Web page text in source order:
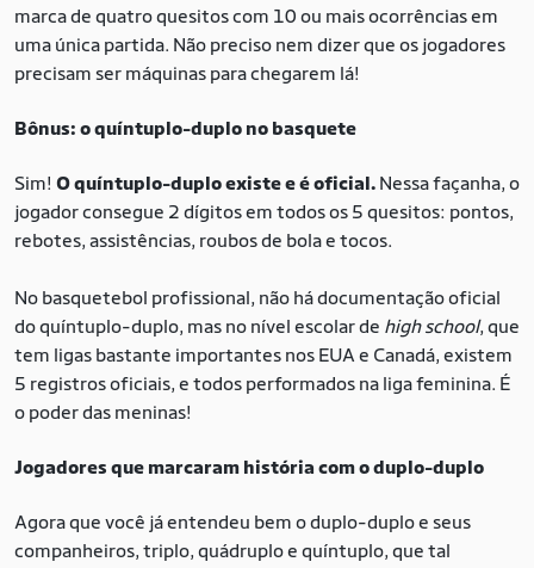
marca de quatro quesitos com 10 ou mais ocorrências em
uma única partida. Não preciso nem dizer que os jogadores
precisam ser máquinas para chegarem lá!
Bônus: o quíntuplo-duplo no basquete
Sim! O quíntuplo-duplo existe e é oficial. Nessa façanha, o
jogador consegue 2 dígitos em todos os 5 quesitos: pontos,
rebotes, assistências, roubos de bola e tocos.
No basquetebol profissional, não há documentação oficial
do quíntuplo-duplo, mas no nível escolar de high school, que
tem ligas bastante importantes nos EUA e Canadá, existem
5 registros oficiais, e todos performados na liga feminina. É
o poder das meninas!
Jogadores que marcaram história com o duplo-duplo
Agora que você já entendeu bem o duplo-duplo e seus
companheiros, triplo, quádruplo e quíntuplo, que tal